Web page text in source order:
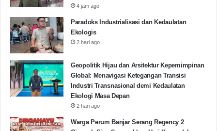
4 jam ago
Paradoks Industrialisasi dan Kedaulatan
Ekologis
2 hari ago
Geopolitik Hijau dan Arsitektur Kepemimpinan
Global: Menavigasi Ketegangan Transisi
Industri Transnasional demi Kedaulatan
Ekologi Masa Depan
2 hari ago
Warga Perum Banjar Serang Regency 2